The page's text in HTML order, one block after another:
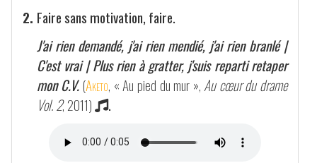
2. Faire sans motivation, faire.
J'ai rien demandé, j'ai rien mendié, j'ai rien branlé |
C'est vrai | Plus rien à gratter, j'suis reparti retaper
mon C.V. (Aketo, « Au pied du mur », Au cœur du drame
Vol. 2, 2011) .